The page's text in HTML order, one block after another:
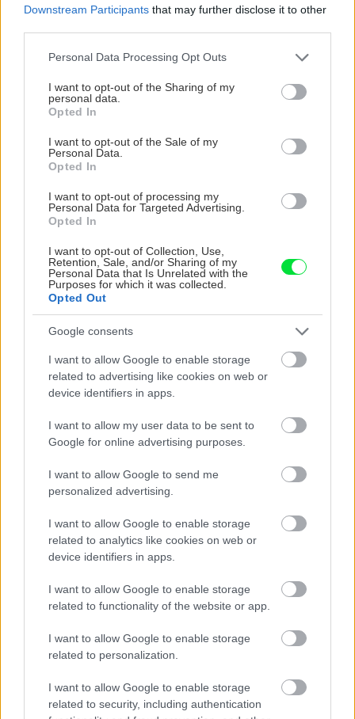
Downstream Participants that may further disclose it to other
Please note that this website/app uses one or more Google
not limited to your visit or usage behaviour. You may click to
grant or deny consent to Google and its third-party tags to
use your data for below specified purposes in below Google
consent section.
Personal Data Processing Opt Outs
I want to opt-out of the Sharing of my
personal data.
Opted In
I want to opt-out of the Sale of my
Personal Data.
Opted In
I want to opt-out of processing my
Personal Data for Targeted Advertising.
Opted In
I want to opt-out of Collection, Use,
Retention, Sale, and/or Sharing of my
Personal Data that Is Unrelated with the
Purposes for which it was collected.
Opted Out
Google consents
I want to allow Google to enable storage
related to advertising like cookies on web or
device identifiers in apps.
I want to allow my user data to be sent to
Google for online advertising purposes.
I want to allow Google to send me
personalized advertising.
I want to allow Google to enable storage
related to analytics like cookies on web or
device identifiers in apps.
I want to allow Google to enable storage
related to functionality of the website or app.
I want to allow Google to enable storage
related to personalization.
I want to allow Google to enable storage
related to security, including authentication
5 trvaliek s
panašovanými listami,
záhonu celosezónny
šmrnc
Trvalky, ktoré znesú
ktoré slnko svieti celý
Nemusí to byť len
krások, ktoré rozžiaria
vašu záhradu
rastliny? Pravda vás
možno prekvapí
starú chalupu na
nepoznanie: Keď
dokáže aj podpísať.
Slovák sa nebál a v